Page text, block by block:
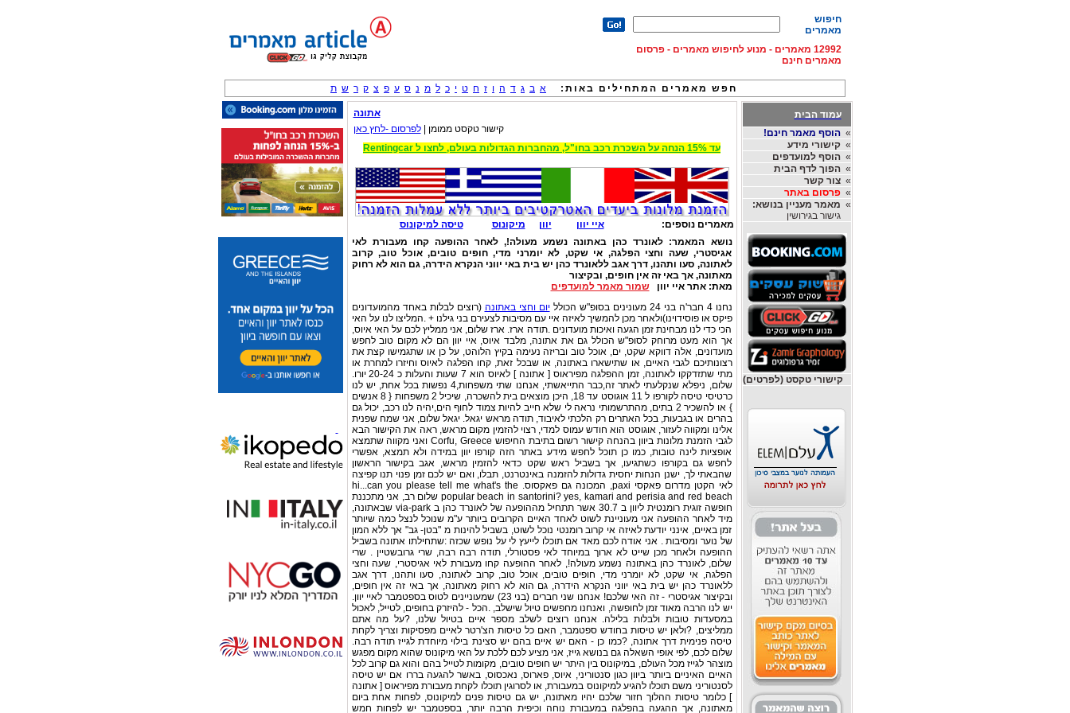
חיפוש
מאמרים
12992 מאמרים - מנוע לחיפוש מאמרים - פרסום
מאמרים חינם
חפש מאמרים המתחילים באות: א ב ג ד ה ו ז ח ט י כ ל מ נ ס ע פ צ ק ר ש ת
עמוד הבית
»הוסף מאמר חינם!
»קישורי מידע
»הוסף למועדפים
»הפוך לדף הבית
»צור קשר
»פרסום באתר
» מאמר מעניין בנושא:
גישור בגירושין
קישורי טקסט (לפרטים)
אתונה
קישור טקסט ממומן |לפרסום -לחץ כאן
עד 15% הנחה על השכרת רכב בחו"ל, מהחברות הגדולות בעולם, לחצו ל Rentingcar
מאמרים נוספים: איי יוון יוון מיקונוס
טיסה למיקונוס
נושא המאמר: לאונרד כהן באתונה נשמע מעולה!, לאחר ההופעה קחו מעבורת לאי
אגיסטרי, שעה וחצי הפלגה, אי שקט, לא יומרני מדי, חופים טובים, אוכל טוב, קרוב
לאתונה, סעו ותהנו, דרך אגב ללאונרד כהן יש בית באי יווני הנקרא הידרה, גם הוא לא רחוק
מאתונה, אך באי זה אין חופים, ובקיצור
מאת:אתר איי יווןשמור מאמר למועדפים
נחנו 4 חבר'ה בני 24 מעונינים בסופ"ש הכולל
יום וחצי באתונה (רוצים לבלות באחד מהמועדונים
פיקס או פוסידוינו)ולאחר מכן להמשיך לאיזה איי עם מסיבות לצעירם בני גילנו + .המליצו לנו על האי
הכי כדי לנו מבחינת זמן הגעה ואיכות מועדונים .תודה ארז. ארז שלום, אני ממליץ לכם על האי איוס,
אך הוא מעט מרוחק לסופ"ש הכולל גם את אתונה, מלבד איוס, איי יוון הם לא מקום טוב לחפש
מועדונים, אלה דווקא שקט, ים, אוכל טוב ובריזה נעימה בקיץ הלוהט, על כן או שתגמישו קצת את
רצונותיכם לגבי האיים, או שתישארו באתונה, או שבכל זאת, קחו הפלגה לאיוס וחיזרו למחרת או
מתי שתזדקקו לאתונה, זמן ההפלגה מפיראוס [ אתונה ] לאיוס הוא 7 שעות והעלות כ 20-24 יורו.
שלום, ניפלא שנקלעתי לאתר זה,כבר התייאשתי, אנחנו שתי משפחות,4 נפשות בכל אחת, יש לנו
כרטיסי טיסה לקורפו ל 11 אוגוסט עד 18, היכן מוצאים בית להשכרה, שיכיל 2 משפחות { 8 אנשים
} או להשכיר 2 בתים, מהתרשמותי נראה לי שלא חייב להיות צמוד לחוף הים,יהיה לנו רכב, יכול גם
בהרים או בגבעות, בכל האתרים רק הלכתי לאיבוד, תודה מראש יגאל. יגאל שלום, אני שמח שפנית
אלינו ומקווה לעזור, אוגוסט הוא חודש עמוס למדי, רצוי להזמין מקום מראש, ראה את הקישור הבא
לגבי הזמנת מלונות ביוון בהנחה קישור רשום בתיבת החיפוש Corfu, Greece ואני מקווה שתמצא
אופציות לינה טובות, כמו כן תוכל לחפש מידע באתר הזה קורפו יוון במידה ולא תמצא, אפשרי
לחפש גם בקורפו כשתגיעו, אך בשביל ראש שקט כדאי להזמין מראש, אגב בקישור הראשון
שהבאתי לך, ישנן הנחות יחסית גדולות להזמנה באינטרנט, תבלו, ואם יש לכם זמן פנוי תנו קפיצה
לאי הקטן מדרום פאקסי paxi, המכונה גם פאקסוס. hi...can you please tell me what's the
popular beach in santorini? yes, kamari and perisia and red beach שלום רב, אני מתכננת
חופשה זוגית רומנטית ליוון ב 30.7 אשר תתחיל מההופעה של לאונרד כהן ב via-park שבאתונה,
מיד לאחר ההופעה אני מעוניינת לשוט לאחד האיים הקרובים ביותר ע"מ שנוכל לנצל כמה שיותר
זמן באיים, אינני יודעת לאיזה אי קרוב רומנטי נוכל לשוט, בשביל להינות מ "בטן- גב" אך ללא המון
של נוער ומסיבות . אני אודה לכם מאד אם תוכלו לייעץ לי על נופש שכזה :שתחילתו אתונה בשביל
ההופעה ולאחר מכן שייט לא ארוך במיוחד לאי פסטורלי, תודה רבה רבה, שרי גרובשטיין . שרי
שלום, לאונרד כהן באתונה נשמע מעולה!, לאחר ההופעה קחו מעבורת לאי אגיסטרי, שעה וחצי
הפלגה, אי שקט, לא יומרני מדי, חופים טובים, אוכל טוב, קרוב לאתונה, סעו ותהנו, דרך אגב
ללאונרד כהן יש בית באי יווני הנקרא הידרה, גם הוא לא רחוק מאתונה, אך באי זה אין חופים,
ובקיצור אגיסטרי - זה האי שלכם! אנחנו שני חברים (בני 23) שמעוניינים לטוס בספטמבר לאיי יוון.
יש לנו הרבה מאוד זמן לחופשה, ואנחנו מחפשים טיול שישלב, .הכל - להיזרק בחופים, לטייל, לאכול
במסעדות טובות ולבלות בלילה. אנחנו רוצים לשלב מספר איים בטיול שלנו, ?על מה אתם
ממליצים, ?ולאן יש טיסות בחודש ספטמבר, האם כל טיסות הצ'רטר לאיים מפסיקות וצריך לקחת
טיסה פנימית דרך אתונה, ?כמו כן - האם יש איים בהם יש סצינת בילוי מיוחדת לגייז תודה רבה.
שלום לכם, לפי אופי השאלה גם בנושא גייז, אני מציע לכם ללכת על האי מיקונוס שהוא מקום מפגש
מוצהר לגייז מכל העולם, במיקונוס בין היתר יש חופים טובים, מקומות לטייל בהם והוא גם קרוב לכל
האיים האיניים ביותר ביוון כגון סנטוריני, איוס, פארוס, נאכסוס, באשר להגעה בררו אם יש טיסה
לסנטוריני משם תוכלו להגיע למיקונוס במעבורת, או לסרוגין תוכלו לקחת מעבורת מפיראוס [ אתונה
] כלומר טיסות ההלוך חזור שלכם יהיו מאתונה, יש גם טיסות פנים למיקונוס, לפחות אחת ביום
מאתונה, אך ההגעה בהפלגה במעבורת נוחה וכיפית הרבה יותר, בספטמבר יש לפחות חמש